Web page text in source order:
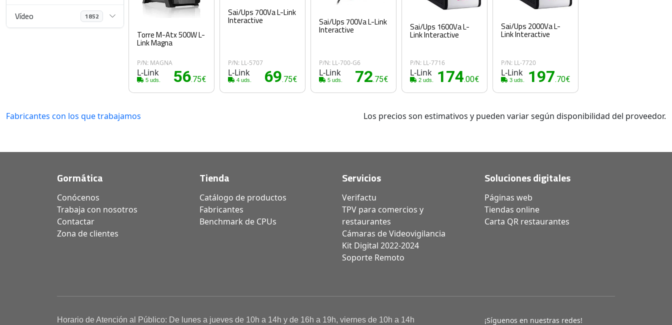
Vídeo 1852
Torre M-Atx 500W L-
Link Magna
P/N: MAGNA
L-Link
5 uds. 56.75€
Sai/Ups 700Va L-Link
Interactive
P/N: LL-5707
L-Link
4 uds. 69.75€
Sai/Ups 700Va L-Link
Interactive
P/N: LL-700-G6
L-Link
5 uds. 72.75€
Sai/Ups 1600Va L-
Link Interactive
P/N: LL-7716
L-Link
2 uds. 174.00€
Sai/Ups 2000Va L-
Link Interactive
P/N: LL-7720
L-Link
3 uds. 197.70€
Fabricantes con los que trabajamos Los precios son estimativos y pueden variar según disponibilidad del proveedor.
Gormática
Conócenos
Trabaja con nosotros
Contactar
Zona de clientes
Tienda
Catálogo de productos
Fabricantes
Benchmark de CPUs
Servicios
Verifactu
TPV para comercios y
restaurantes
Cámaras de Videovigilancia
Kit Digital 2022-2024
Soporte Remoto
Soluciones digitales
Páginas web
Tiendas online
Carta QR restaurantes
Horario de Atención al Público: De lunes a jueves de 10h a 14h y de 16h a 19h, viernes de 10h a 14h ¡Síguenos en nuestras redes!